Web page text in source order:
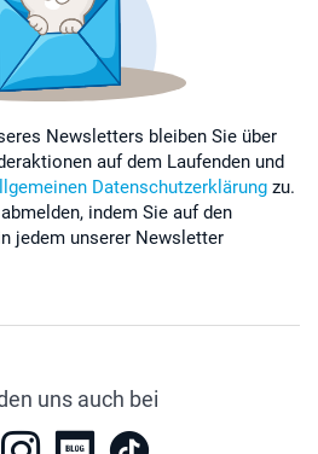
Newsletters bleiben Sie über
auf dem Laufenden und
Datenschutzerklärung zu.
indem Sie auf den
jedem unserer Newsletter
uns auch bei